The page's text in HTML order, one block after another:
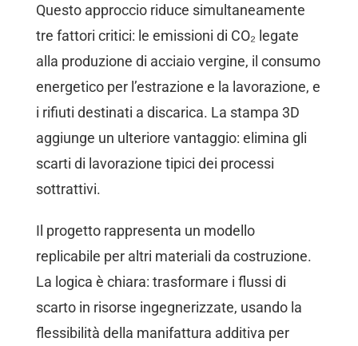
Questo approccio riduce simultaneamente
tre fattori critici: le emissioni di CO₂ legate
alla produzione di acciaio vergine, il consumo
energetico per l’estrazione e la lavorazione, e
i rifiuti destinati a discarica. La stampa 3D
aggiunge un ulteriore vantaggio: elimina gli
scarti di lavorazione tipici dei processi
sottrattivi.
Il progetto rappresenta un modello
replicabile per altri materiali da costruzione.
La logica è chiara: trasformare i flussi di
scarto in risorse ingegnerizzate, usando la
flessibilità della manifattura additiva per